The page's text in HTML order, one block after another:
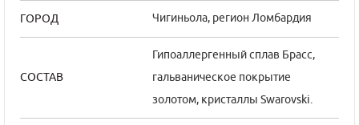
ГОРОД Чигиньола, регион Ломбардия
СОСТАВ
Гипоаллергенный сплав Брасс,
гальваническое покрытие
золотом, кристаллы Swarovski.